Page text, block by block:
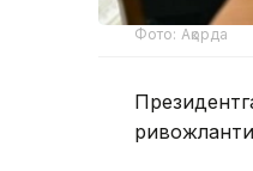
Фото: Ақорда